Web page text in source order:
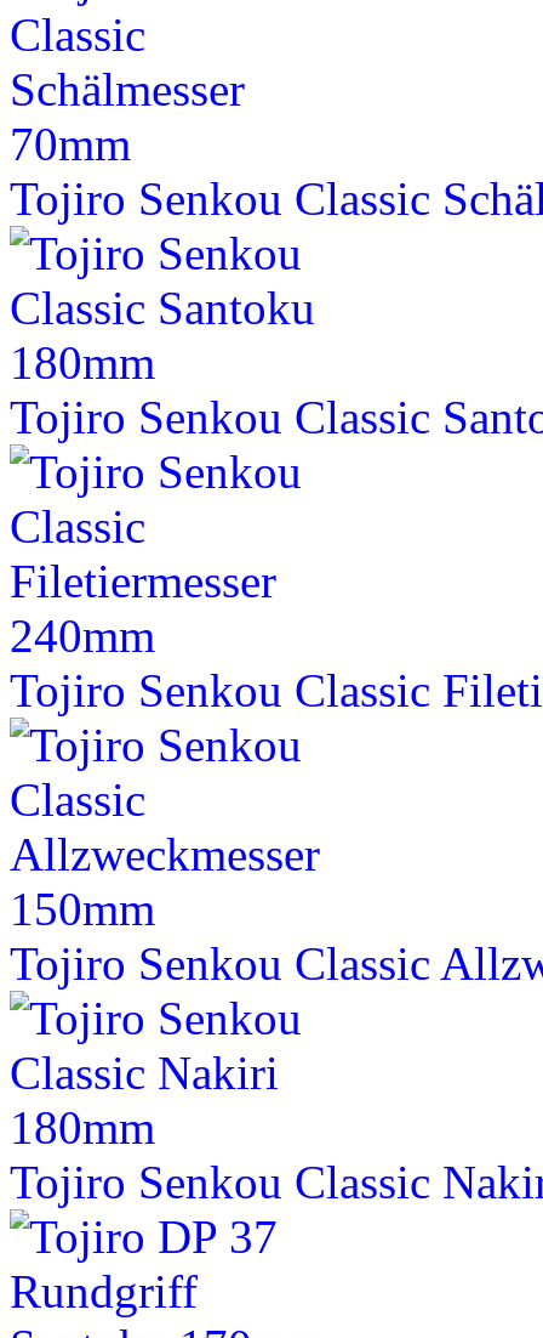
Tojiro Senkou Classic
Tojiro Senkou Classic
Tojiro Senkou Classic
Tojiro Senkou Classic
Tojiro Senkou Classic